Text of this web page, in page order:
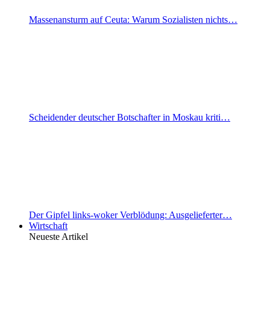
Massenansturm auf Ceuta: Warum Sozialisten nichts…
Scheidender deutscher Botschafter in Moskau kriti…
Der Gipfel links-woker Verblödung: Ausgelieferter…
Wirtschaft
Neueste Artikel